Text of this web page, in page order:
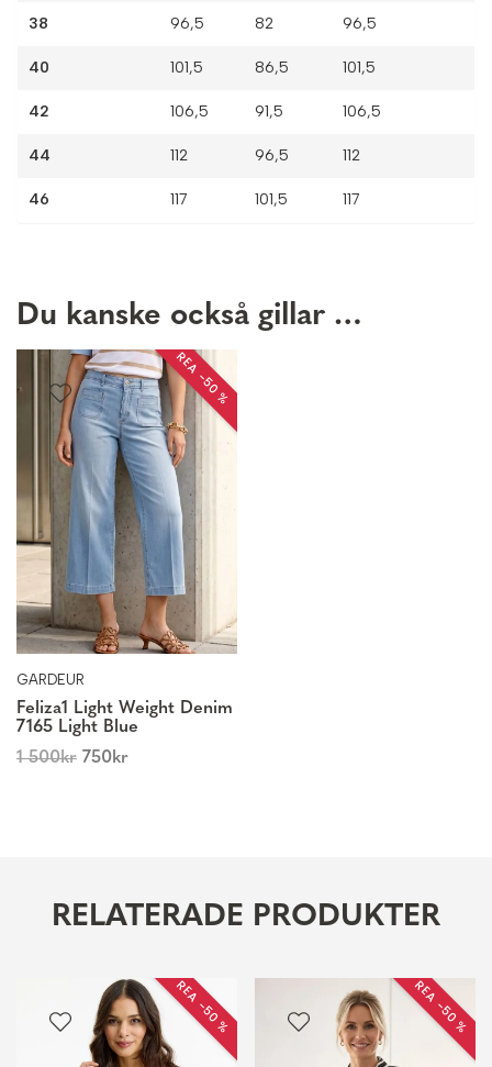
38 96,5 82 96,5
40 101,5 86,5 101,5
42 106,5 91,5 106,5
44 112 96,5 112
46 117 101,5 117
Du kanske också gillar …
REA −50 %
GARDEUR
Feliza1 Light Weight Denim
7165 Light Blue
1 500kr 750kr
RELATERADE PRODUKTER
REA −50 % REA −50 %